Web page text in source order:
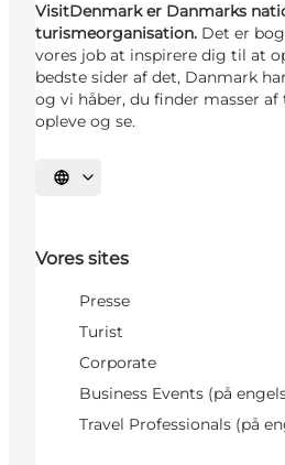
VisitDenmark er Danmarks
turismeorganisation. Det er
vores job at inspirere dig til at
bedste sider af det, Danmark
og vi håber, du finder masser
opleve og se.
Vælg sprog
Vores sites
Presse
Turist
Corporate
Business Events (på
Travel Professionals (på